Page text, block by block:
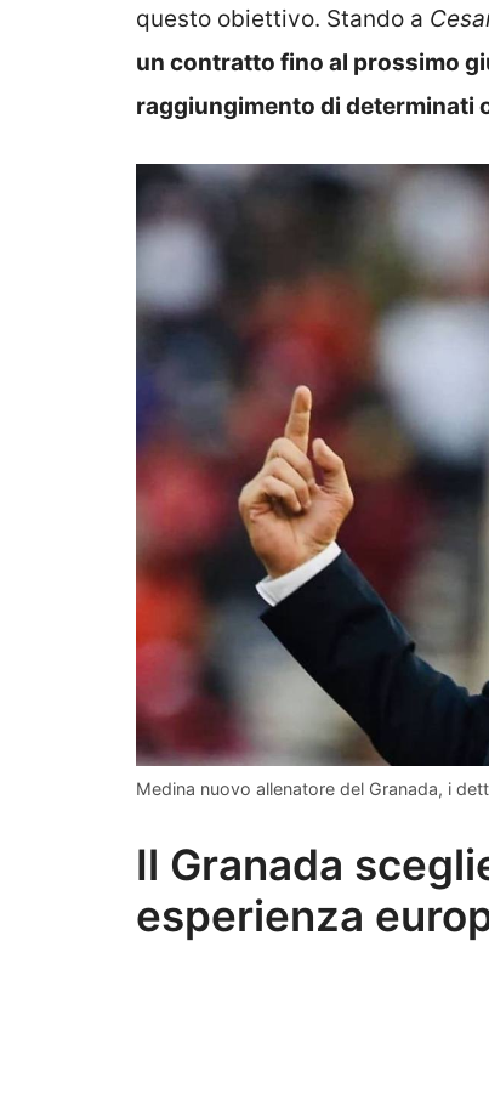
questo obiettivo. Stando a
un contratto fino al prossimo
raggiungimento di determinati
Medina nuovo allenatore del Granada, i
Il Granada
esperienza